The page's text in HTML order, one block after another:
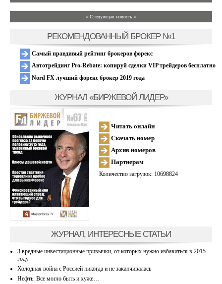
» Следующая новость »
РЕКОМЕНДОВАННЫЙ БРОКЕР №1
Самый правдивый рейтинг брокеров форекс
Автотрейдинг Pro-Rebate: копируй сделки VIP трейдеров бесплатно
Nord FX лучший форекс брокер 2019 года
ЖУРНАЛ «БИРЖЕВОЙ ЛИДЕР»
Читать онлайн
Скачать номер
Архив номеров
Партнерам
Количество загрузок: 10698824
ЖУРНАЛ, ИНТЕРЕСНЫЕ СТАТЬИ
3 вредные инвестиционные привычки, от которых нужно избавиться в 2015
году
Холодная война с Россией никогда и не заканчивалась
Нефть: Все могло быть и хуже…